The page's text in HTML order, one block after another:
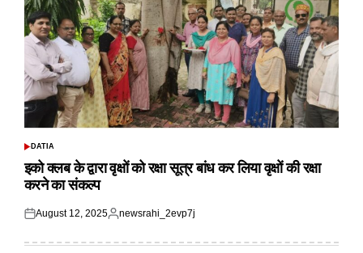
POSTED
DATIA
इको क्लब के द्वारा वृक्षों को रक्षा सूत्र बांध कर लिया वृक्षों की रक्षा
करने का संकल्प
Posted
August 12, 2025
Posted
newsrahi_2evp7j